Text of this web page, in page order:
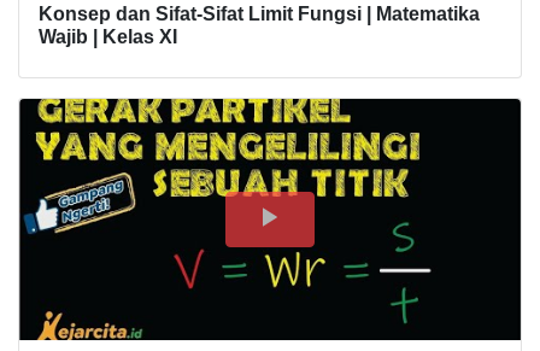
Konsep dan Sifat-Sifat Limit Fungsi | Matematika
Wajib | Kelas XI